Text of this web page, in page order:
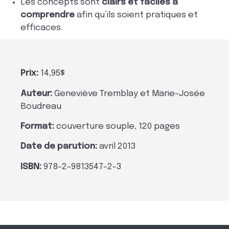
Les concepts sont clairs et faciles à
comprendre afin qu’ils soient pratiques et
efficaces.
Prix: 14,95$
Auteur: Geneviève Tremblay et Marie-Josée
Boudreau
Format: couverture souple, 120 pages
Date de parution: avril 2013
ISBN: 978-2-9813547-2-3